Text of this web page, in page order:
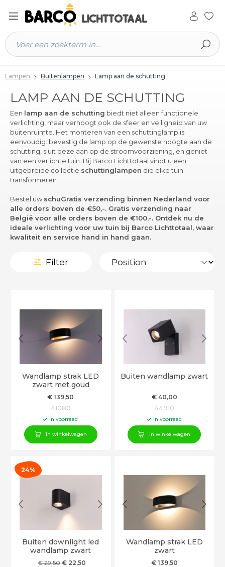
hoofdinhoud
Lampen Buitenlampen Lamp aan de schutting
LAMP AAN DE SCHUTTING
Een lamp aan de schutting biedt niet alleen functionele
verlichting, maar verhoogt ook de sfeer en veiligheid van uw
buitenruimte. Het monteren van een schuttinglamp is
eenvoudig: bevestig de lamp op de gewenste hoogte aan de
schutting, sluit deze aan op de stroomvoorziening, en geniet
van een verlichte tuin. Bij Barco Lichttotaal vindt u een
uitgebreide collectie schuttinglampen die elke tuin
transformeren.
Bestel uwschuGratis verzending binnen Nederland voor
alle orders boven de €50,-. Gratis verzending naar
België voor alle orders boven de €100,-. Ontdek nu de
ideale verlichting voor uw tuin bij Barco Lichttotaal, waar
kwaliteit en service hand in hand gaan.
Filter
Wandlamp strak LED
zwart met goud
€ 139,50
41080
In voorraad
In winkelwagen
Buiten wandlamp zwart
€40,00
44910
In voorraad
In winkelwagen
24%
Buiten downlight led
wandlamp zwart
€29,50 € 22,50
Wandlamp strak LED
zwart
€139,50